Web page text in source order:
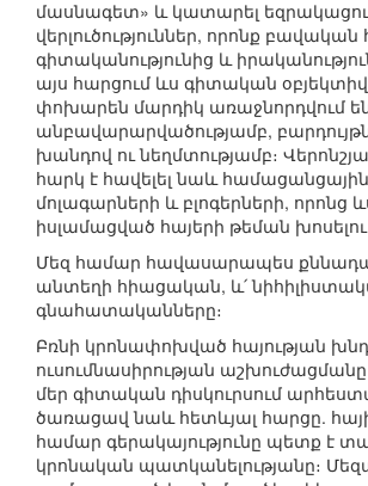
մասնագետ» և կատարել
վերլուծություններ, որոնք բավական
գիտականությունից և
այս հարցում ևս գիտական
փոխարեն մարդիկ առաջնորդվում
անբավարարվածությամբ,
խանդով ու նեղմտությամբ։
հարկ է հավելել նաև
մոլագարների և բլոգերների, որոնց
իսլամացված հայերի թեման խոսելու
Մեզ համար հավասարապես
անտեղի հիացական, և՛
գնահատականները։
Բռնի կրոնափոխված հայության
ուսումնասիրության աշխուժացմանը
մեր գիտական դիսկուրսում
ծառացավ նաև հետևյալ հարցը.
համար գերակայությունը պետք է
կրոնական պատկանելությանը։